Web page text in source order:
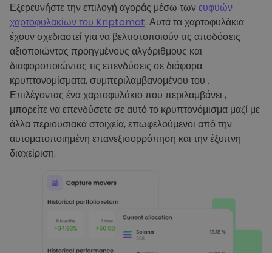
Εξερευνήστε την επιλογή αγοράς μέσω τωνευφυών
χαρτοφυλακίων του Kriptomat. Αυτά τα χαρτοφυλάκια
έχουν σχεδιαστεί για να βελτιστοποιούν τις αποδόσεις
αξιοποιώντας προηγμένους αλγόριθμους και
διαφοροποιώντας τις επενδύσεις σε διάφορα
κρυπτονομίσματα, συμπεριλαμβανομένου του .
Επιλέγοντας ένα χαρτοφυλάκιο που περιλαμβάνει ,
μπορείτε να επενδύσετε σε αυτό το κρυπτονόμισμα μαζί με
άλλα περιουσιακά στοιχεία, επωφελούμενοι από την
αυτοματοποιημένη επανεξισορρόπηση και την έξυπνη
διαχείριση.